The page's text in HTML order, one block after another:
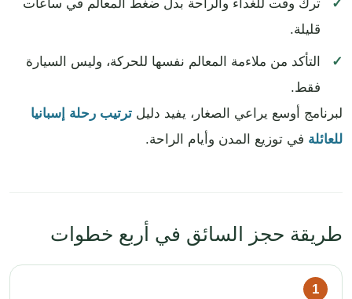
ترك وقت للغداء والراحة بدل ضغط المعالم في ساعات
قليلة.
التأكد من ملاءمة المعالم نفسها للحركة، وليس السيارة
فقط.
لبرنامج أوسع يراعي الصغار، يفيد دليل ترتيب رحلة إسبانيا
للعائلة في توزيع المدن وأيام الراحة.
طريقة حجز السائق في أربع خطوات